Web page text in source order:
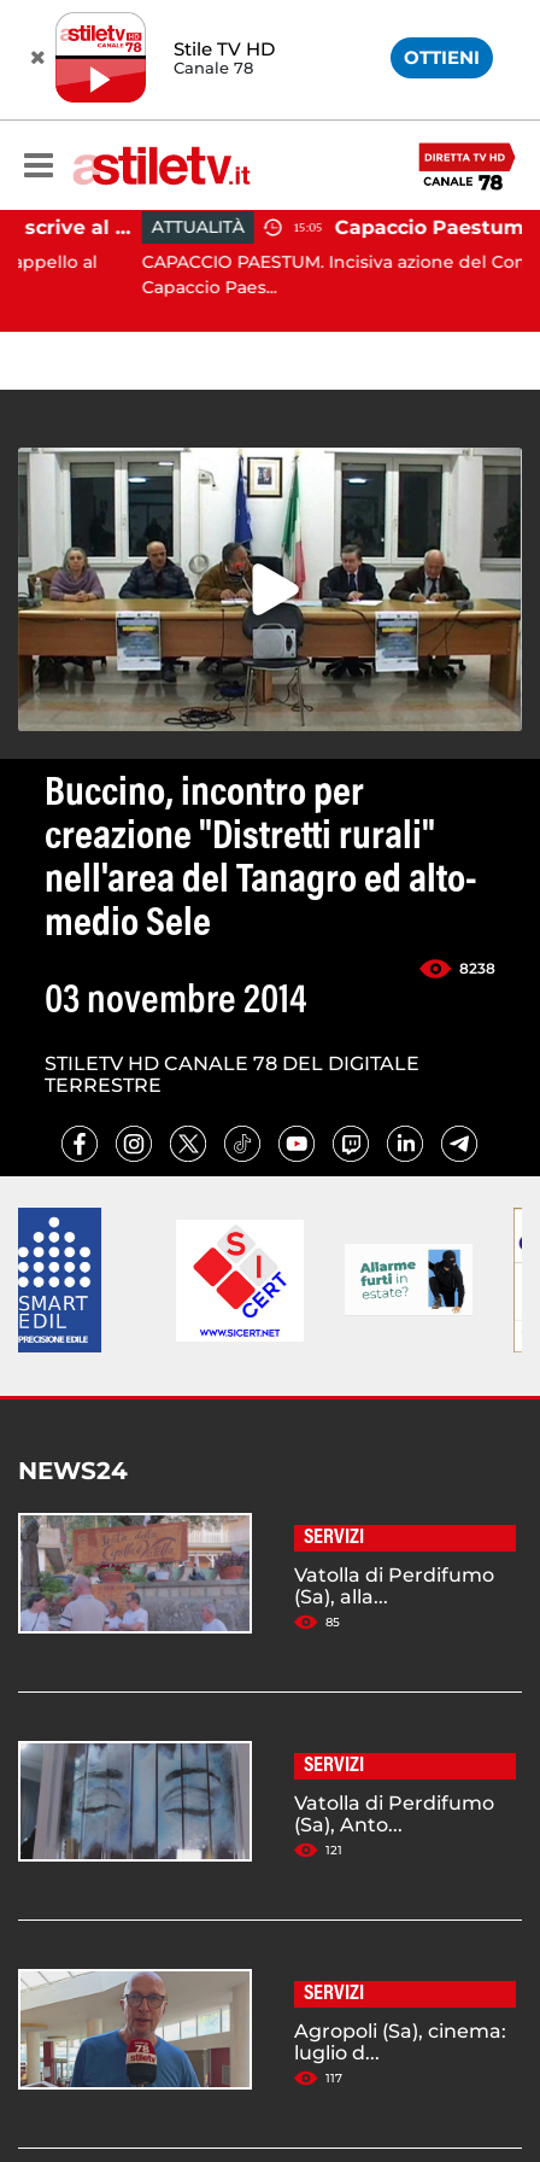
Stile TV HD
Canale 78 OTTIENI
Paestum, Codacons scrive al ministro Giuli: "Rilanciare scavi dell'Anfiteatro nell'area archeologica"
al
ATTUALITÀ 15:05
CAPACCIO PAESTUM. Incisiva azione del Comune di
Capaccio Paes...
Buccino, incontro per
creazione "Distretti rurali"
nell'area del Tanagro ed alto-
medio Sele
8238
03 novembre 2014
STILETV HD CANALE 78 DEL DIGITALE
TERRESTRE
NEWS24
SERVIZI
Vatolla di Perdifumo
(Sa), alla...
85
SERVIZI
Vatolla di Perdifumo
(Sa), Anto...
121
SERVIZI
Agropoli (Sa), cinema:
luglio d...
117